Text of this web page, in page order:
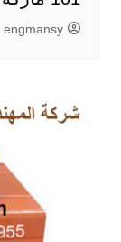
engmansy